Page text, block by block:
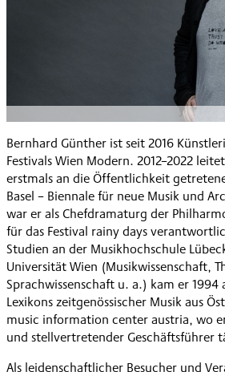
Bernhard Günther ist seit 2016
Festivals Wien Modern. 2012–2022
erstmals an die Öffentlichkeit
Basel – Biennale für neue Musik und
war er als Chefdramaturg der
für das Festival rainy days
Studien an der Musikhochschule
Universität Wien (Musikwissenschaft,
Sprachwissenschaft u. a.) kam er 1994
Lexikons zeitgenössischer Musik aus
music information center austria, wo
und stellvertretender Geschäftsführer
Als leidenschaftlicher Besucher und